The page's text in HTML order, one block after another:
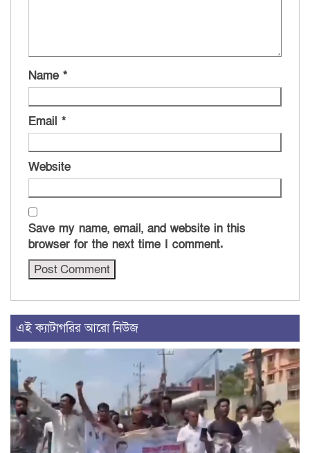
Name *
Email *
Website
Save my name, email, and website in this
browser for the next time I comment.
এই ক্যাটাগরির আরো নিউজ